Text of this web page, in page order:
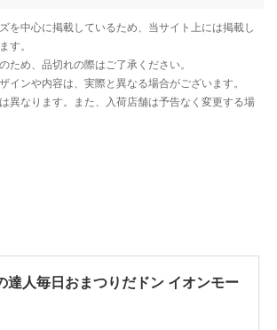
達人毎日おまつりだドン イオンモー